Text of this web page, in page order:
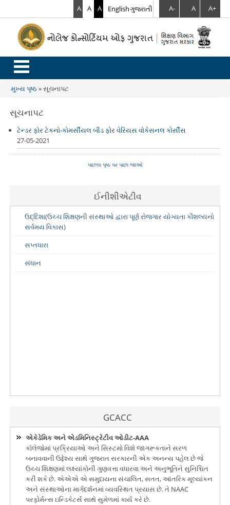
A A A Englishગુજરાતી A- A A+
.
You are here
મુખ્ય પૃષ્ઠ »સૂચનાપટ
સૂચનાપટ
ટેન્ડર ફોર ટેકનો-કોમર્સીયલ બીડ ફોર વેરિયસ વોકેસનલ કોર્સીસ
27-05-2021
પાછલા પૃષ્ઠ પર પાછા જાઓ
ઈનીશીએટીવ
ઉદ્દિશા(ઉચ્ચ શિક્ષણની સંસ્થાઓ દ્વારા પૂર્ણ રોજગાર યોગ્યતા કૌશલ્યનો
સર્વમય વિકાસ)
સપ્તધારા
સંધાન
GCACC
એકેડેમિક અને એડમિનિસ્ટ્રેટીવ ઓડીટ-AAA
કૉલેજોમાં પ્રક્રિયાઓ અને સિસ્ટમો વિશે જાગરૂકતાને સરળ
બનાવવાની ઉદ્દેશ્ય સાથે ગુજરાત સરકારની એક અનન્ય પહેલ છે જે
ઉચ્ચ શિક્ષણમાં લક્ષ્યાંકોની ગુણવત્તા વધારવા અને અનુભૂતિને સુનિશ્ચિત
કરી શકે છે. એએએ એ સમુદાયના સંચાલિત, સતત, આંતરિક મૂલ્યાંકન
અને સંસ્થાઓના માર્ગદર્શનમાં વ્યવસ્થિત પ્રયાસ છે. તે NAAC
પરફોર્મન્સ ઇન્ડિકેટર્સ સાથે સુમેળમાં કાર્ય કરે છે.